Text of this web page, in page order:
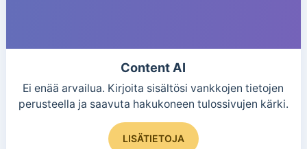
Content AI
Ei enää arvailua. Kirjoita sisältösi vankkojen tietojen
perusteella ja saavuta hakukoneen tulossivujen kärki.
LISÄTIETOJA
Tällä
tuotteella